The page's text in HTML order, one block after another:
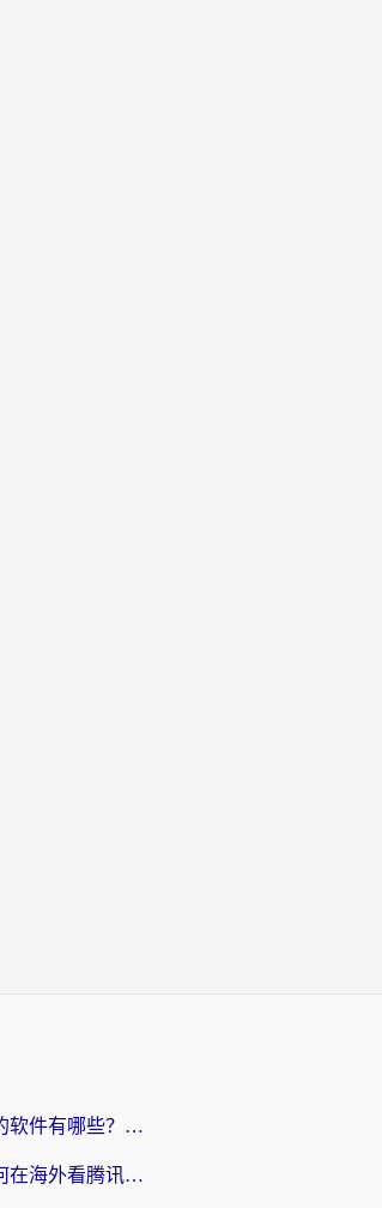
海外看腾讯视频的软件有哪些？2026实测有效，留学生都在用的回国加速器指南
海外党必看：如何在海外看腾讯体育？解决赛事直播地区限制的终极指南